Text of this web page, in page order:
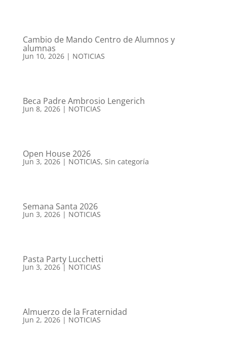
Cambio de Mando Centro de Alumnos y
alumnas
Jun 10, 2026| NOTICIAS
Beca Padre Ambrosio Lengerich
Jun 8, 2026| NOTICIAS
Open House 2026
Jun 3, 2026| NOTICIAS, Sin categoría
Semana Santa 2026
Jun 3, 2026| NOTICIAS
Pasta Party Lucchetti
Jun 3, 2026| NOTICIAS
Almuerzo de la Fraternidad
Jun 2, 2026| NOTICIAS